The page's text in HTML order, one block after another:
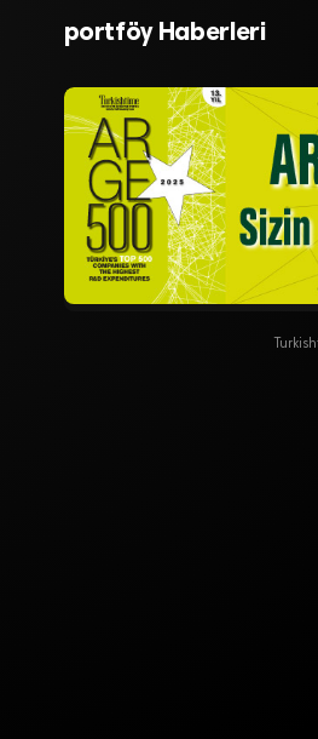
portföy Haberleri
varlıkları 22,6 trilyon